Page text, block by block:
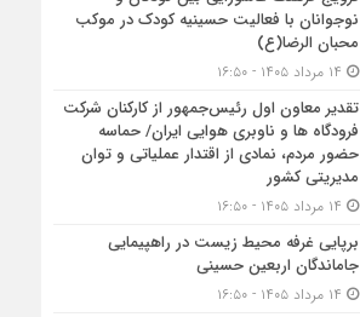
نوجوانان با فعالیت حسینیه کودک در موکب
محبان الرضا(ع)
تقدیر معاون اول رئیس‌جمهور از کارکنان شرکت
فرودگاه ها و ناوبری هوایی ایران/ حماسه
حضور مردم، نمادی از اقتدار عملیاتی و توان
مدیریتی کشور
برپایی غرفه محیط زیست در راهپیمایی
جاماندگان اربعین حسینی